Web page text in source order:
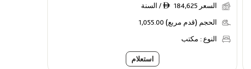
السعر ê 184,625 / السنة
الحجم (قدم مربع) 1,055.00
النوع : مكتب
استعلام